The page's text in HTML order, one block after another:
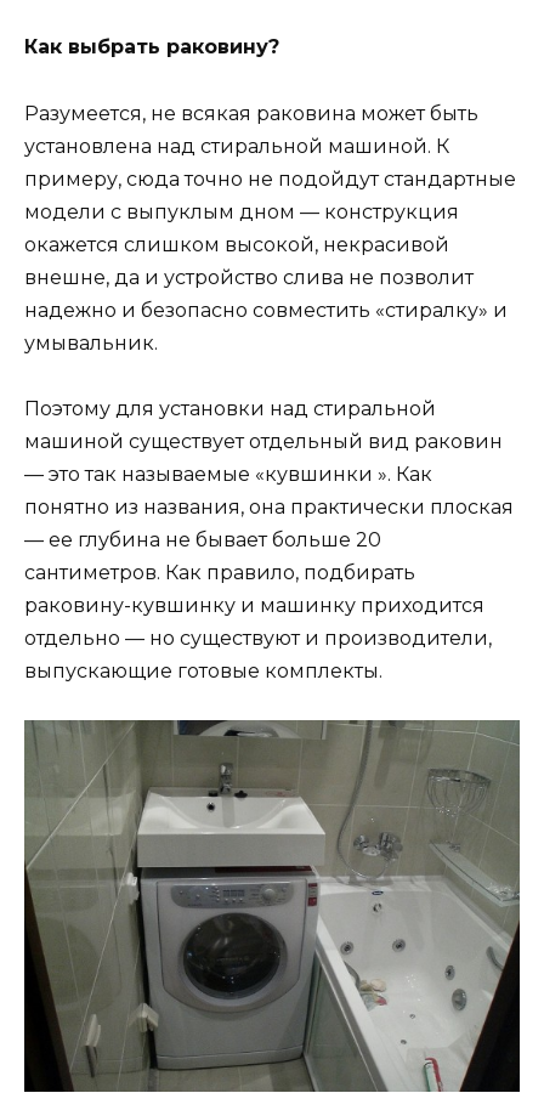
Как выбрать раковину?
Разумеется, не всякая раковина может быть
установлена над стиральной машиной. К
примеру, сюда точно не подойдут стандартные
модели с выпуклым дном — конструкция
окажется слишком высокой, некрасивой
внешне, да и устройство слива не позволит
надежно и безопасно совместить «стиралку» и
умывальник.
Поэтому для установки над стиральной
машиной существует отдельный вид раковин
— это так называемые «кувшинки ». Как
понятно из названия, она практически плоская
— ее глубина не бывает больше 20
сантиметров. Как правило, подбирать
раковину-кувшинку и машинку приходится
отдельно — но существуют и производители,
выпускающие готовые комплекты.